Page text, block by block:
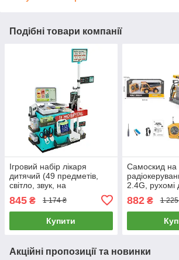
Подібні товари компанії
Ігровий набір лікаря
дитячий (49 предметів,
світло, звук, на
660-95
845 ₴ 1 174 ₴
Купити
Самоскид на
2.4G, рухомі
882₴ 1
Акційні пропозиції та новинки